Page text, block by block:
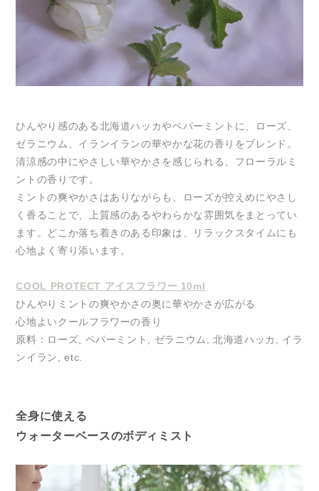
ひんやり感のある北海道ハッカやペパーミントに、ローズ、
ゼラニウム、イランイランの華やかな花の香りをブレンド。
清涼感の中にやさしい華やかさを感じられる、フローラルミ
ントの香りです。
ミントの爽やかさはありながらも、ローズが控えめにやさし
く香ることで、上質感のあるやわらかな雰囲気をまとってい
ます。どこか落ち着きのある印象は、リラックスタイムにも
心地よく寄り添います。
COOL PROTECT アイスフラワー 10ml
ひんやりミントの爽やかさの奥に華やかさが広がる
心地よいクールフラワーの香り
原料：ローズ, ペパーミント, ゼラニウム, 北海道ハッカ, イラ
ンイラン, etc.
全身に使える
ウォーターベースのボディミスト